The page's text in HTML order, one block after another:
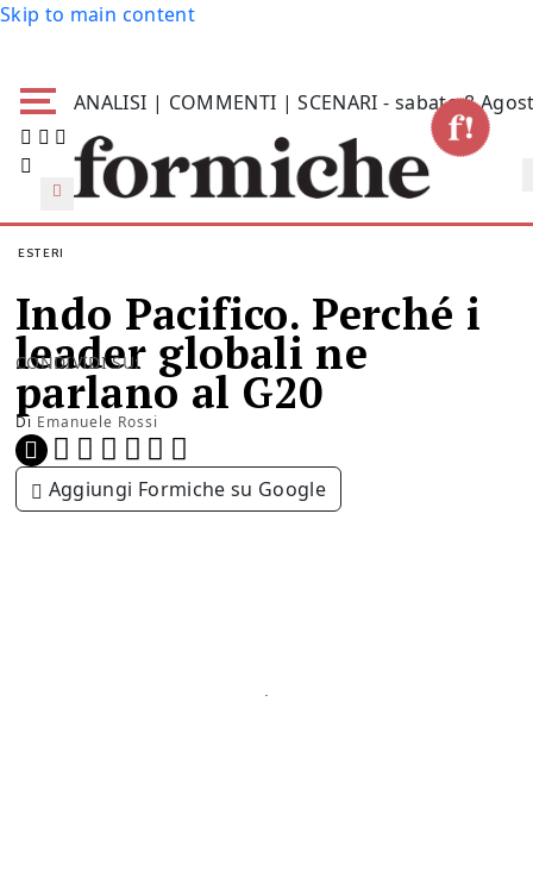
Skip to main content
ANALISI | COMMENTI | SCENARI - sabato 8
ESTERI
Indo Pacifico. Perché i
leader globali ne
parlano al G20
Di Emanuele Rossi
CONDIVIDI SU:
Aggiungi Formiche su Google